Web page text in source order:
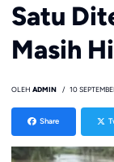
Satu
Masih
OLEH ADMIN 10
Share